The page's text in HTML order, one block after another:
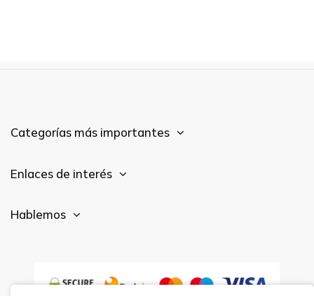
Categorías más importantes
Enlaces de interés
Hablemos